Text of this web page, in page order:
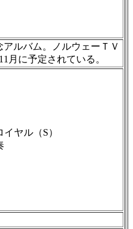
ルバム。ノルウェーＴＶ
月に予定されている。
ヤル（S）